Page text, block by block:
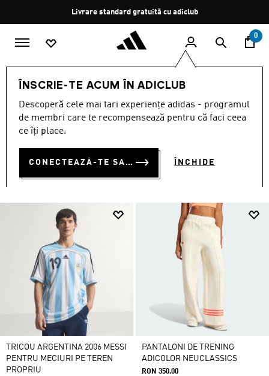
Oprește
rotația
Livrare standard gratuită cu adiclub
0
ÎNSCRIE-TE ACUM ÎN ADICLUB
Descoperă cele mai tari experiențe adidas - programul
de membri care te recompensează pentru că faci ceea
ce îți place.
CONECTEAZĂ-TE SAU ÎNSCRIE-TE ACUM ÎNCHIDE
Femei ÎMBRĂCĂMINTE
ÎMBRĂCĂMINTE (3347)
TRICOU ARGENTINA 2006 MESSI
PENTRU MECIURI PE TEREN
PROPRIU
PANTALONI DE TRENING
ADICOLOR NEUCLASSICS
RON 350.00